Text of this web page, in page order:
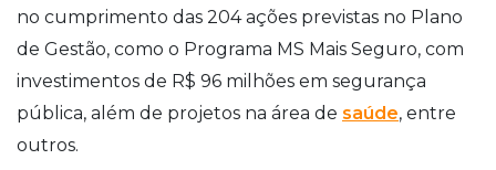
no cumprimento das 204 ações previstas no Plano
de Gestão, como o Programa MS Mais Seguro, com
investimentos de R$ 96 milhões em segurança
pública, além de projetos na área de saúde, entre
outros.